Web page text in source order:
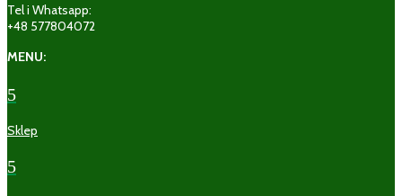
Tel i Whatsapp:
+48 577804072
MENU:
5
Sklep
5